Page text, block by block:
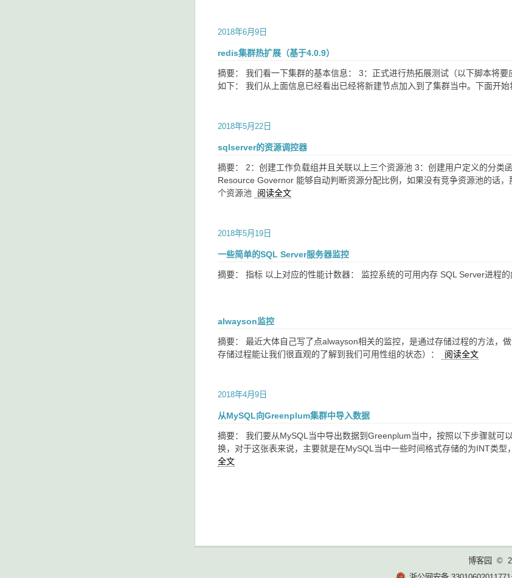
2018年6月9日
redis集群热扩展（基于4.0.9）
摘要： 我们看一下集群的基本信息： 3：正式进行热拓展测试（以下脚本将
如下： 我们从上面信息已经看出已经将新建节点加入到了集群当中。下面开
2018年5月22日
sqlserver的资源调控器
摘要： 2：创建工作负载组并且关联以上三个资源池 3：创建用户定义的分
Resource Governor 能够自动判断资源分配比例，如果没有竞争资源池的话
个资源池
阅读全文
2018年5月19日
一些简单的SQL Server服务器监控
摘要： 指标 以上对应的性能计数器： 监控系统的可用内存 SQL Server进程
alwayson监控
摘要： 最近大体自己写了点alwayson相关的监控，是通过存储过程的方法，
存储过程能让我们很直观的了解到我们可用性组的状态）：
阅读全文
2018年4月9日
从MySQL向Greenplum集群中导入数据
摘要： 我们要从MySQL当中导出数据到Greenplum当中，按照以下步骤就
换，对于这张表来说，主要就是在MySQL当中一些时间格式存储的为INT类
全文
博客园
©